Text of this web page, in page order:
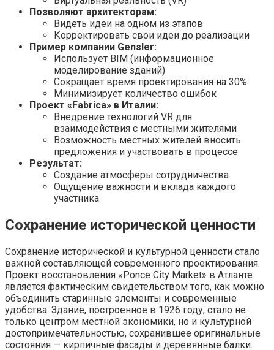
Позволяют архитекторам:
Видеть идеи на одном из этапов
Корректировать свои идеи до реализации
Пример компании Gensler:
Использует BIM (информационное
моделирование зданий)
Сокращает время проектирования на 30%
Минимизирует количество ошибок
Проект «Fabrica» в Италии:
Внедрение технологий VR для
взаимодействия с местными жителями
Возможность местных жителей вносить
предложения и участвовать в процессе
Результат:
Создание атмосферы сотрудничества
Ощущение важности и вклада каждого
участника
Сохранение исторической ценности
Сохранение исторической и культурной ценности стало
важной составляющей современного проектирования.
Проект восстановления «Ponce City Market» в Атланте
является фактическим свидетельством того, как можно
объединить старинные элементы и современные
удобства. Здание, построенное в 1926 году, стало не
только центром местной экономики, но и культурной
достопримечательностью, сохранившее оригинальные
состояния — кирпичные фасады и деревянные балки.